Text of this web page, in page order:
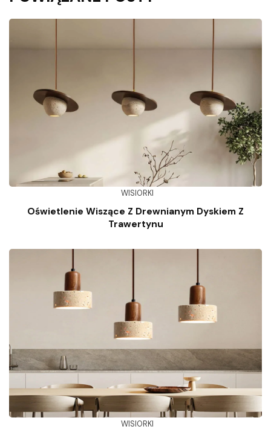
WISIORKI
Oświetlenie Wiszące Z Drewnianym Dyskiem Z
Trawertynu
WISIORKI